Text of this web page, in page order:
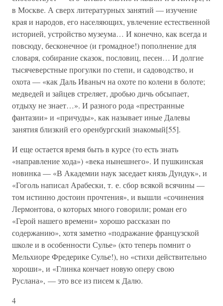
в Москве. А сверх литературных занятий — изучение
края и народов, его населяющих, увлечение естественной
историей, устройство музеума… И конечно, как всегда и
повсюду, бесконечное (и громадное!) пополнение для
словаря, собирание сказок, пословиц, песен… И долгие
тысячеверстные прогулки по степи, и садоводство, и
охота — «как Даль Иваныч на охоте по колени в болоте;
медведей и зайцев стреляет, дробью дичь обсыпает,
отдыху не знает…». И разного рода «престранные
фантазии» и «причуды», как называет иные Далевы
занятия близкий его оренбургский знакомый[55].
И еще остается время быть в курсе (то есть знать
«направление хода») «века нынешнего». И пушкинская
новинка — «В Академии наук заседает князь Дундук», и
«Гоголь написал Арабески, т. е. сбор всякой всячины —
том истинно достоин прочтения», и вышли «сочинения
Лермонтова, о которых много говорили; роман его
«Герой нашего времени» хорошо рассказан по
содержанию», хотя заметно «подражание французской
школе и в особенности Сулье» (кто теперь помнит о
Мельхиоре Фредерике Сулье!), но «стихи действительно
хороши», и «Глинка кончает новую оперу свою
Руслана», — это все из писем к Далю.
4